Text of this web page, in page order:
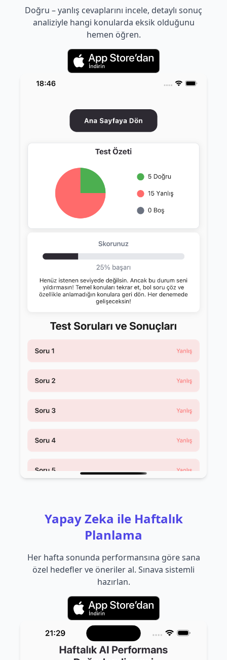
Doğru – yanlış cevaplarını incele, detaylı sonuç
analiziyle hangi konularda eksik olduğunu
hemen öğren.
Yapay Zeka ile Haftalık
Planlama
Her hafta sonunda performansına göre sana
özel hedefler ve öneriler al. Sınava sistemli
hazırlan.